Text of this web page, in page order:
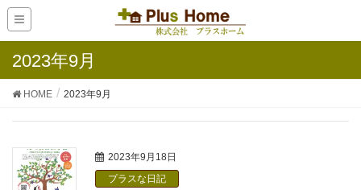
2023年9月
HOME 2023年9月
2023年9月18日
プラスな日記